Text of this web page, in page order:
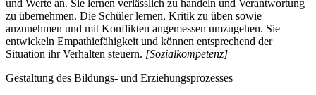
und Werte an. Sie lernen verlässlich zu handeln und Verantwortung
zu übernehmen. Die Schüler lernen, Kritik zu üben sowie
anzunehmen und mit Konflikten angemessen umzugehen. Sie
entwickeln Empathiefähigkeit und können entsprechend der
Situation ihr Verhalten steuern. [Sozialkompetenz]
Gestaltung des Bildungs- und Erziehungsprozesses